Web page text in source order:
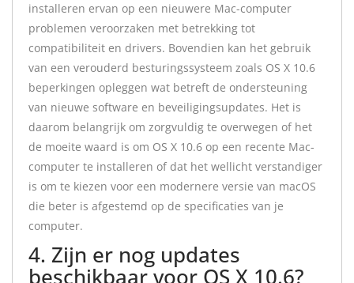
installeren ervan op een nieuwere Mac-computer
problemen veroorzaken met betrekking tot
compatibiliteit en drivers. Bovendien kan het gebruik
van een verouderd besturingssysteem zoals OS X 10.6
beperkingen opleggen wat betreft de ondersteuning
van nieuwe software en beveiligingsupdates. Het is
daarom belangrijk om zorgvuldig te overwegen of het
de moeite waard is om OS X 10.6 op een recente Mac-
computer te installeren of dat het wellicht verstandiger
is om te kiezen voor een modernere versie van macOS
die beter is afgestemd op de specificaties van je
computer.
4. Zijn er nog updates
beschikbaar voor OS X 10.6?